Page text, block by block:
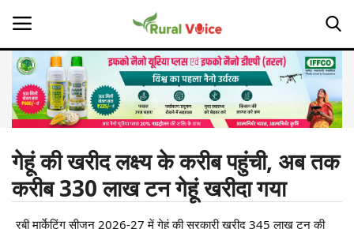
Home
Contact
About Us
Leadership Profiles
गेहूं की खरीद लक्ष्य के करीब पहुंची, अब तक
करीब 330 लाख टन गेहूं खरीदा गया
रबी मार्केटिंग सीजन 2026-27 में गेहूं की सरकारी खरीद 345 लाख टन की